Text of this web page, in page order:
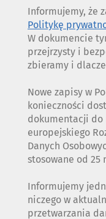
Informujemy, że
Politykę
W dokumencie
przejrzysty i
zbieramy i
Nowe zapisy w
konieczności
dokumentacji do
europejskiego
Danych
stosowane od 25
Informujemy
niczego w
przetwarzania